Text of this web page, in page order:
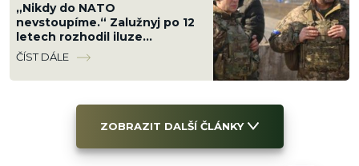
„Nikdy do NATO
nevstoupíme.“ Zalužnyj po 12
letech rozhodil iluze
Ukrajinců a navrhl jinou cestu,
ale ani ta se Rusům nelíbí
ČÍST DÁLE
ZOBRAZIT DALŠÍ ČLÁNKY